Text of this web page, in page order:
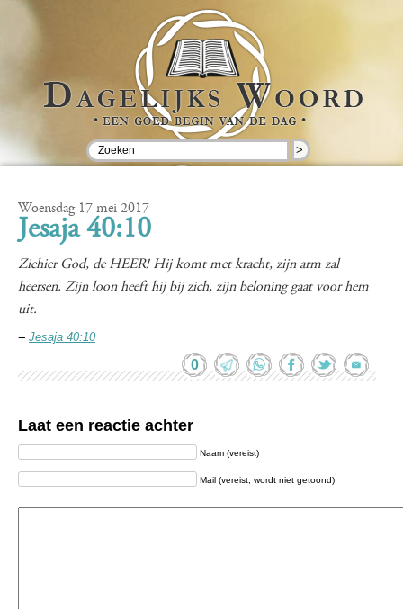
>
Woensdag 17 mei 2017
Jesaja 40:10
Ziehier God, de HEER! Hij komt met kracht, zijn arm zal
heersen. Zijn loon heeft hij bij zich, zijn beloning gaat voor hem
uit.
-- Jesaja 40:10
0
Laat een reactie achter
Naam (vereist)
Mail (vereist, wordt niet getoond)